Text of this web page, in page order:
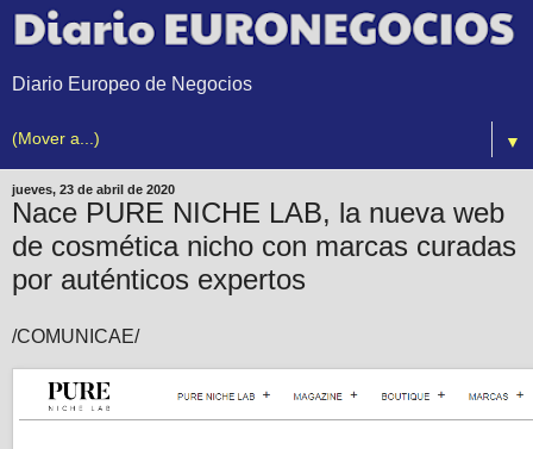
Diario Europeo de Negocios
▼
jueves, 23 de abril de 2020
Nace PURE NICHE LAB, la nueva web
de cosmética nicho con marcas curadas
por auténticos expertos
/COMUNICAE/